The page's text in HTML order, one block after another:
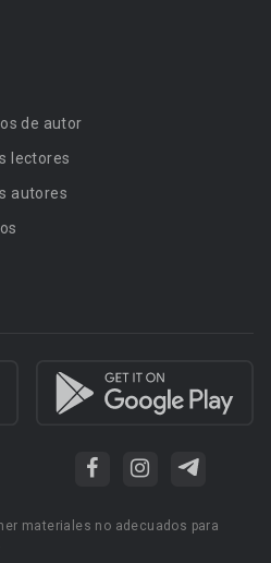
de autor
lectores
autores
materiales no adecuados para